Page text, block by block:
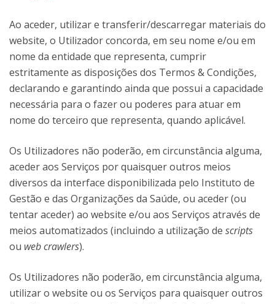
Ao aceder, utilizar e transferir/descarregar materiais do
website, o Utilizador concorda, em seu nome e/ou em
nome da entidade que representa, cumprir
estritamente as disposições dos Termos & Condições,
declarando e garantindo ainda que possui a capacidade
necessária para o fazer ou poderes para atuar em
nome do terceiro que representa, quando aplicável.
Os Utilizadores não poderão, em circunstância alguma,
aceder aos Serviços por quaisquer outros meios
diversos da interface disponibilizada pelo Instituto de
Gestão e das Organizações da Saúde, ou aceder (ou
tentar aceder) ao website e/ou aos Serviços através de
meios automatizados (incluindo a utilização de scripts
ou web crawlers).
Os Utilizadores não poderão, em circunstância alguma,
utilizar o website ou os Serviços para quaisquer outros